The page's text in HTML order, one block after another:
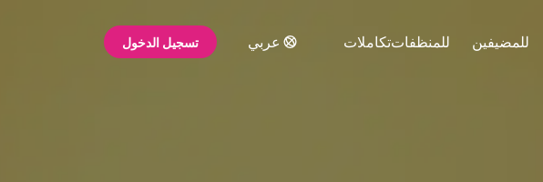
للمضيفين للمنظفاتتكاملات عربي تسجيل الدخول